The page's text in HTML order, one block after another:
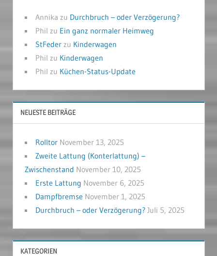
Annika zu Durchbruch – oder Verzögerung?
Phil zu Ein ganz normaler Heimweg
StFederzu Kinderwagen
Phil zu Kinderwagen
Phil zu Küchen-Status-Update
NEUESTE BEITRÄGE
Rolltor November 13, 2025
Zweite Lattung (Konterlattung) –
Zwischenstand November 10, 2025
Erste Lattung November 6, 2025
Dampfbremse November 1, 2025
Durchbruch – oder Verzögerung? Juli 5, 2025
KATEGORIEN